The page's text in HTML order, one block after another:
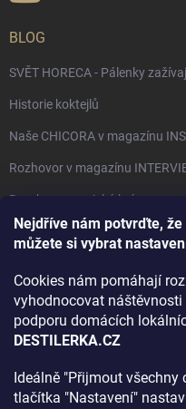
Nejdříve nám potvrďte,
můžete si vybrat
Cookies nám pomáhají
vyhodnocovat
podporu domácích
DESTILERKA.CZ
Ideálně "Přijmout
tlačítka "Nastavení"
BLOG
SVĚT HORECA - Pálenky
Historie koktejlů
Naše CHICORA v magazínu
Rozhovor v magazínu
Bourbon, americká krása.
Napsali v TÝDNU o naší práci
Rozhovor s DESTILERKA.CZ v
Jak vybrat dárek na Vánoce
Archiv